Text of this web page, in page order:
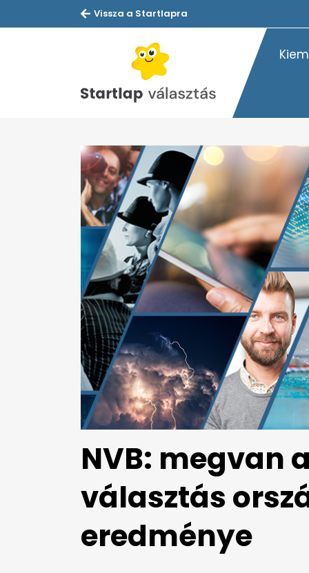
Vissza a Startlapra
NVB: megvan
választás
eredménye